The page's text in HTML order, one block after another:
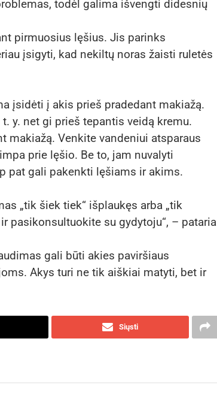
todėl galima išvengti didesnių
pirmuosius lęšius. Jis parinks
įsigyti, kad nekiltų noras žaisti ruletės
įsidėti į akis prieš pradedant makiažą.
y. net gi prieš tepantis veidą kremu.
makiažą. Venkite vandeniui atsparaus
prie lęšio. Be to, jam nuvalyti
pat gali pakenkti lęšiams ir akims.
„tik šiek tiek“ išplaukęs arba „tik
pasikonsultuokite su gydytoju“, – pataria
gali būti akies paviršiaus
Akys turi ne tik aiškiai matyti, bet ir
Siųsti